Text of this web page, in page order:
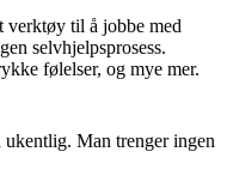
verktøy til å jobbe med
selvhjelpsprosess.
følelser, og mye mer.
Man trenger ingen